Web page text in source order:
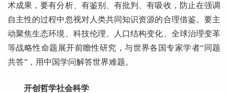
术成果，要有分析、有鉴别、有批判、有吸收，防止在强调
自主性的过程中忽视对人类共同知识资源的合理借鉴。要主
动聚焦生态环境、科技伦理、人口结构变化、全球治理变革
等战略性命题展开前瞻性研究，与世界各国专家学者“同题
共答”，用中国学问解答世界难题。
开创哲学社会科学